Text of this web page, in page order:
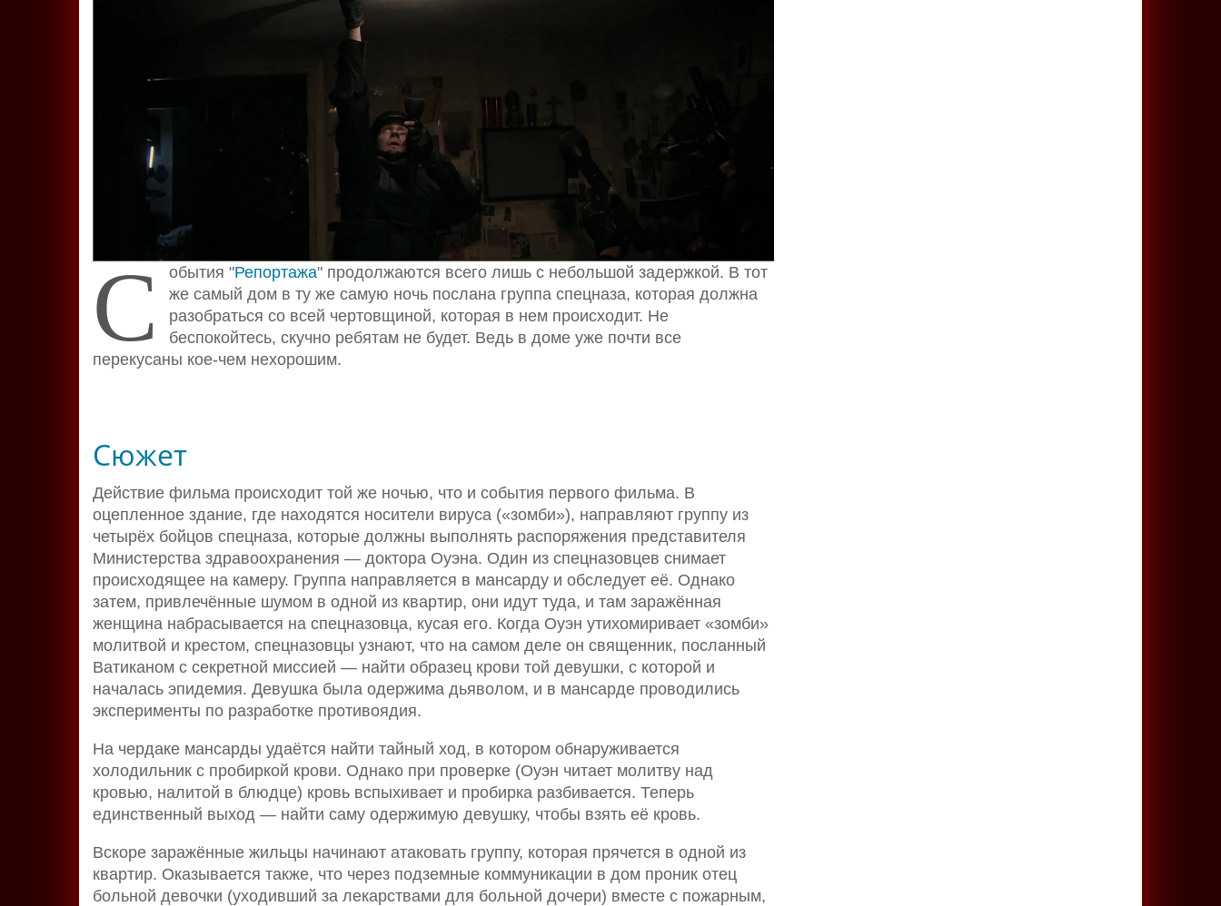
С обытия "Репортажа" продолжаются всего лишь с небольшой задержкой. В тот
же самый дом в ту же самую ночь послана группа спецназа, которая должна
разобраться со всей чертовщиной, которая в нем происходит. Не
беспокойтесь, скучно ребятам не будет. Ведь в доме уже почти все
перекусаны кое-чем нехорошим.
Сюжет
Действие фильма происходит той же ночью, что и события первого фильма. В
оцепленное здание, где находятся носители вируса («зомби»), направляют группу из
четырёх бойцов спецназа, которые должны выполнять распоряжения представителя
Министерства здравоохранения — доктора Оуэна. Один из спецназовцев снимает
происходящее на камеру. Группа направляется в мансарду и обследует её. Однако
затем, привлечённые шумом в одной из квартир, они идут туда, и там заражённая
женщина набрасывается на спецназовца, кусая его. Когда Оуэн утихомиривает «зомби»
молитвой и крестом, спецназовцы узнают, что на самом деле он священник, посланный
Ватиканом с секретной миссией — найти образец крови той девушки, с которой и
началась эпидемия. Девушка была одержима дьяволом, и в мансарде проводились
эксперименты по разработке противоядия.
На чердаке мансарды удаётся найти тайный ход, в котором обнаруживается
холодильник с пробиркой крови. Однако при проверке (Оуэн читает молитву над
кровью, налитой в блюдце) кровь вспыхивает и пробирка разбивается. Теперь
единственный выход — найти саму одержимую девушку, чтобы взять её кровь.
Вскоре заражённые жильцы начинают атаковать группу, которая прячется в одной из
квартир. Оказывается также, что через подземные коммуникации в дом проник отец
больной девочки (уходивший за лекарствами для больной дочери) вместе с пожарным,